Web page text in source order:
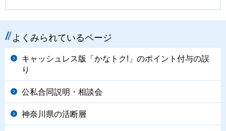
よくみられているページ
キャッシュレス版「かなトク!」のポイント付与の誤
り
公私合同説明・相談会
神奈川県の活断層